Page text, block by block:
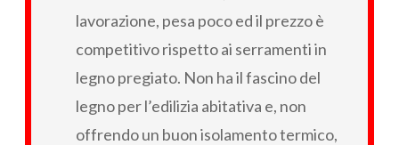
lavorazione, pesa poco ed il prezzo è
competitivo rispetto ai serramenti in
legno pregiato. Non ha il fascino del
legno per l’edilizia abitativa e, non
offrendo un buon isolamento termico,